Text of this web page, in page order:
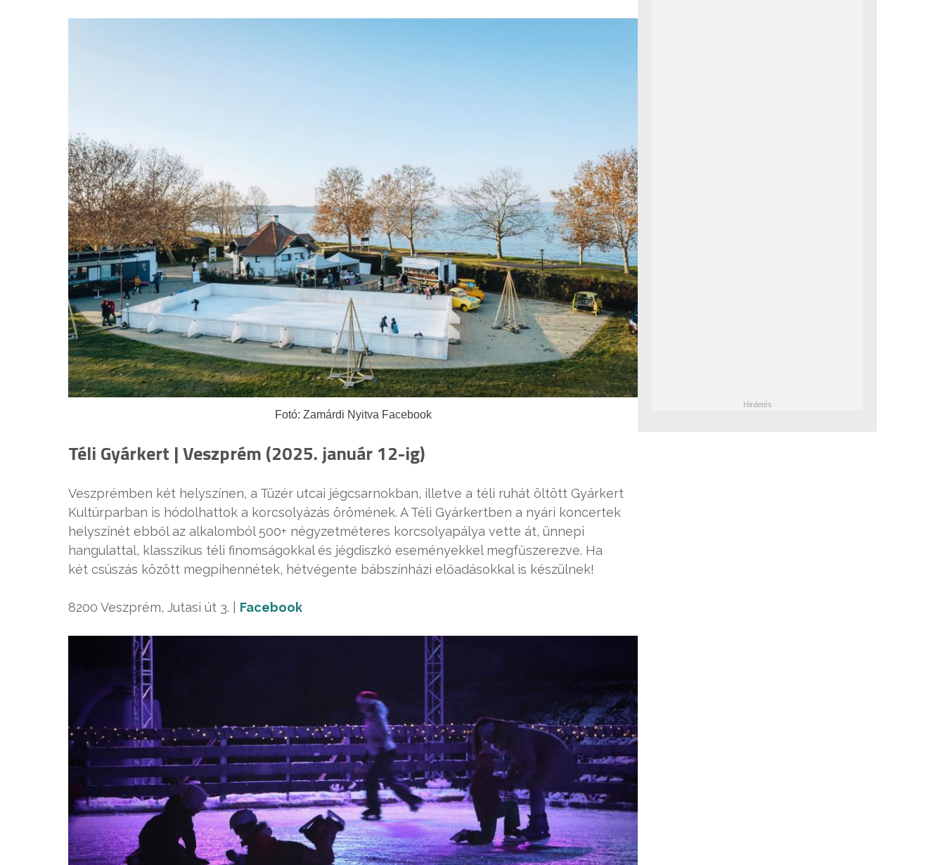
Fotó: Zamárdi Nyitva Facebook
Téli Gyárkert | Veszprém (2025. január 12-ig)
Veszprémben két helyszínen, a Tüzér utcai jégcsarnokban, illetve a téli ruhát öltött Gyárkert
Kultúrparban is hódolhattok a korcsolyázás örömének. A Téli Gyárkertben a nyári koncertek
helyszínét ebből az alkalomból 500+ négyzetméteres korcsolyapálya vette át, ünnepi
hangulattal, klasszikus téli finomságokkal és jégdiszkó eseményekkel megfűszerezve. Ha
két csúszás között megpihennétek, hétvégente bábszínházi előadásokkal is készülnek!
8200 Veszprém, Jutasi út 3. | Facebook